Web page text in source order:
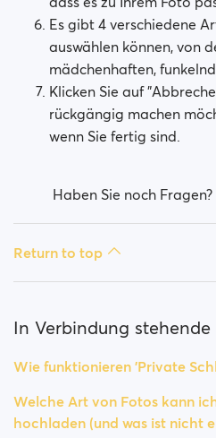
Es gibt 4 verschiedene
auswählen können, von
mädchenhaften,
Klicken Sie auf
rückgängig machen
wenn Sie fertig sind.
Haben Sie noch Fragen?
Return to top
In Verbindung
Wie funktionieren 'Private
Welche Art von Fotos kann
hochladen (und was ist nicht